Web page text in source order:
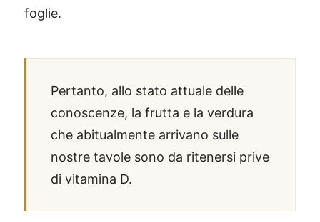
foglie.
Pertanto, allo stato attuale delle
conoscenze, la frutta e la verdura
che abitualmente arrivano sulle
nostre tavole sono da ritenersi prive
di vitamina D.